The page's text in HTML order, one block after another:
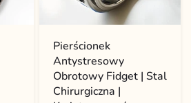
Pierścionek
Antystresowy
Obrotowy Fidget | Stal
Chirurgiczna |